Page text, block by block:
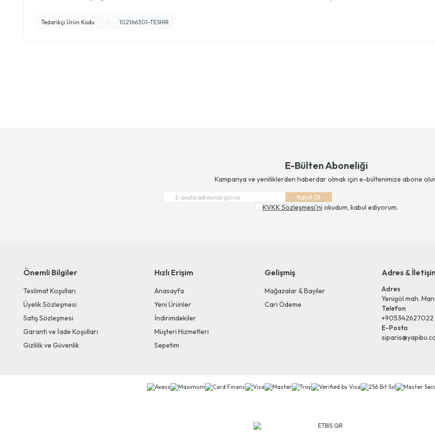
Tedarikçi Ürün Kodu : 102166301-TESHIR
E-Bülten Aboneliği
Kampanya ve yeniliklerden haberdar olmak için e-bültenimize abone
Kayıt Ol
KVKK Sözleşmesi'ni okudum, kabul ediyorum.
Önemli Bilgiler
Teslimat Koşulları
Üyelik Sözleşmesi
Satış Sözleşmesi
Garanti ve İade Koşulları
Gizlilik ve Güvenlik
Hızlı Erişim
Anasayfa
Yeni Ürünler
İndirimdekiler
Müşteri Hizmetleri
Sepetim
Gelişmiş
Mağazalar & Bayiler
Cari Ödeme
Adres &
Adres
Yenigöl mah.
Telefon
+905342627022
E-Posta